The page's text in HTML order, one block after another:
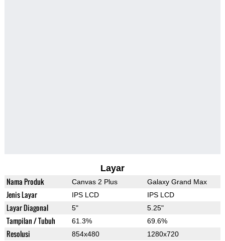
Layar
Nama Produk Canvas 2 Plus Galaxy Grand Max
Jenis Layar IPS LCD IPS LCD
Layar Diagonal 5" 5.25"
Tampilan / Tubuh 61.3% 69.6%
Resolusi 854x480 1280x720